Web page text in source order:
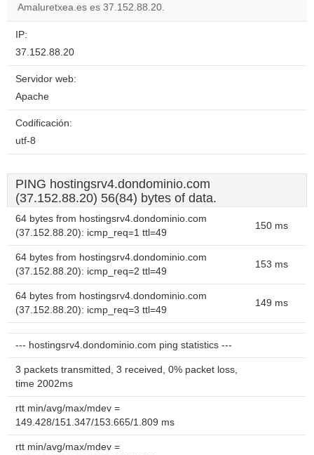
Amaluretxea.es es 37.152.88.20.
IP:
37.152.88.20
Servidor web:
Apache
Codificación:
utf-8
PING hostingsrv4.dondominio.com
(37.152.88.20) 56(84) bytes of data.
64 bytes from hostingsrv4.dondominio.com
(37.152.88.20): icmp_req=1 ttl=49
150 ms
64 bytes from hostingsrv4.dondominio.com
(37.152.88.20): icmp_req=2 ttl=49
153 ms
64 bytes from hostingsrv4.dondominio.com
(37.152.88.20): icmp_req=3 ttl=49
149 ms
--- hostingsrv4.dondominio.com ping statistics ---
3 packets transmitted, 3 received, 0% packet loss,
time 2002ms
rtt min/avg/max/mdev =
149.428/151.347/153.665/1.809 ms
rtt min/avg/max/mdev =